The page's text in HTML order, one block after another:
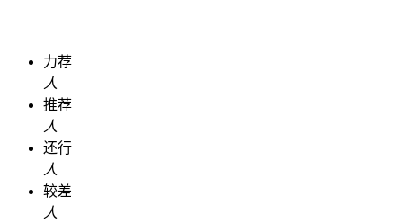
力荐
人
推荐
人
还行
人
较差
人